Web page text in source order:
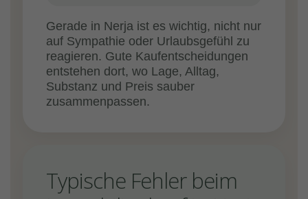
Gerade in Nerja ist es wichtig, nicht nur
auf Sympathie oder Urlaubsgefühl zu
reagieren. Gute Kaufentscheidungen
entstehen dort, wo Lage, Alltag,
Substanz und Preis sauber
zusammenpassen.
Typische Fehler beim